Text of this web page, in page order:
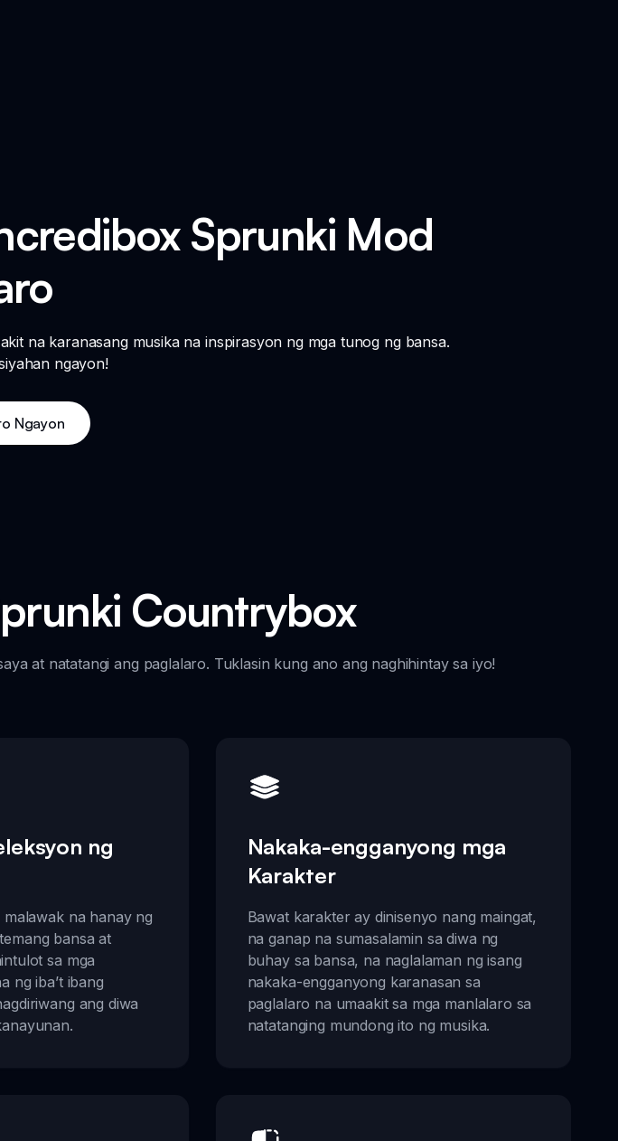
Sprunki Mod
na karanasang musika na inspirasyon ng mga tunog ng bansa.
ngayon!
Ngayon
Countrybox
at natatangi ang paglalaro. Tuklasin kung ano ang naghihintay sa iyo!
ng
malawak na hanay ng
bansa at
sa mga
ng iba’t ibang
ang diwa
Nakaka-engganyong mga
Karakter
Bawat karakter ay dinisenyo nang maingat,
na ganap na sumasalamin sa diwa ng
buhay sa bansa, na naglalaman ng isang
nakaka-engganyong karanasan sa
paglalaro na umaakit sa mga manlalaro sa
natatanging mundong ito ng musika.